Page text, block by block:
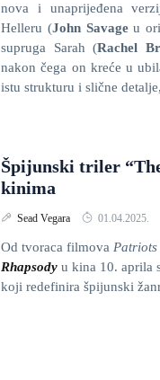
nova i unaprijeđena
Helleru (John Savageu
supruga Sarah (Rachel
nakon čega on kreće u
istu strukturu i slične
Špijunski triler
kinima
Sead Vegara 01.04.2025.
Od tvoraca filmova
Rhapsody u kina 10. aprila
koji redefinira špijunski